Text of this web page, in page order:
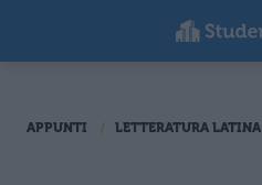
APPUNTI LETTERATURA LATINA